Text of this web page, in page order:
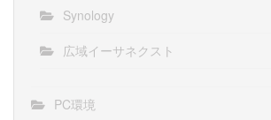
Synology
広域イーサネクスト
PC環境